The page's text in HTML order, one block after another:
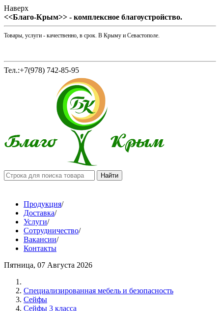
Наверх
<<Благо-Крым>> - комплексное благоустройство.
Товары, услуги - качественно, в срок. В Крыму и Севастополе.
Тел.:+7(978) 742-85-95
Продукция/
Доставка/
Услуги/
Сотрудничество/
Вакансии/
Контакты
Пятница, 07 Августа 2026
Cпециализированная мебель и безопасность
Сейфы
Сейфы 3 класса